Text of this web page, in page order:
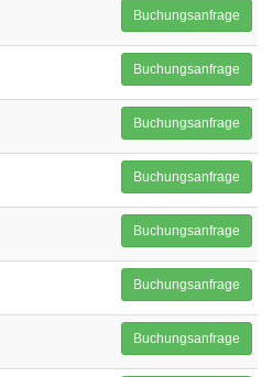
Buchungsanfrage
Buchungsanfrage
Buchungsanfrage
Buchungsanfrage
Buchungsanfrage
Buchungsanfrage
Buchungsanfrage